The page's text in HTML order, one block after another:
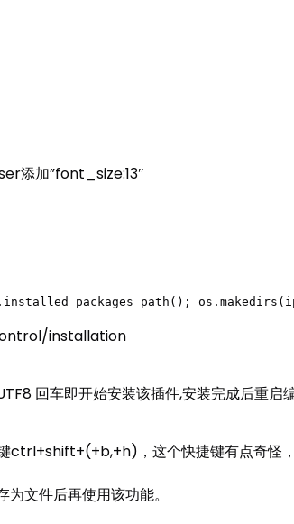
添加”font_size:13″
installation
回车即开始安装该插件,安装完成后重启
，这个快捷键有点奇怪
文件后再使用该功能。